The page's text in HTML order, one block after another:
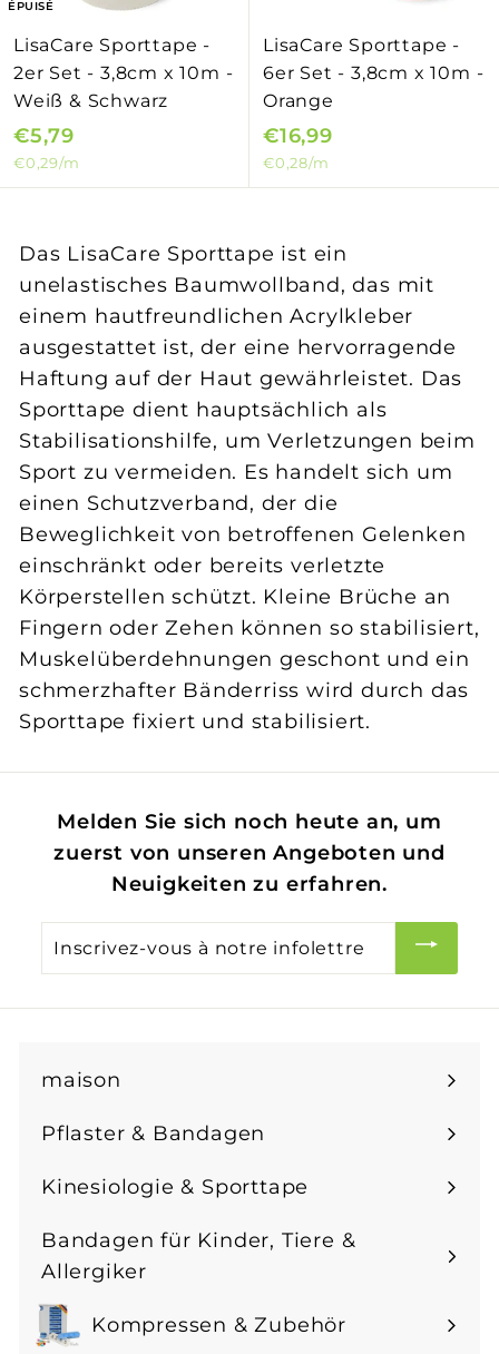
ÉPUISÉ
LisaCare Sporttape -
2er Set - 3,8cm x 10m -
Weiß & Schwarz
€5,79
5
9
€0,29/m
LisaCare Sporttape -
6er Set - 3,8cm x 10m -
Orange
€16,99
9
9
€0,28/m
Das LisaCare Sporttape ist ein
unelastisches Baumwollband, das mit
einem hautfreundlichen Acrylkleber
ausgestattet ist, der eine hervorragende
Haftung auf der Haut gewährleistet. Das
Sporttape dient hauptsächlich als
Stabilisationshilfe, um Verletzungen beim
Sport zu vermeiden. Es handelt sich um
einen Schutzverband, der die
Beweglichkeit von betroffenen Gelenken
einschränkt oder bereits verletzte
Körperstellen schützt. Kleine Brüche an
Fingern oder Zehen können so stabilisiert,
Muskelüberdehnungen geschont und ein
schmerzhafter Bänderriss wird durch das
Sporttape fixiert und stabilisiert.
Melden Sie sich noch heute an, um
zuerst von unseren Angeboten und
Neuigkeiten zu erfahren.
Inscrivez-
maison
Pflaster & Bandagen
Ouvrir
le
Kinesiologie & Sporttape
Ouvrir
le
menu
Bandagen für Kinder, Tiere &
Allergiker
Ouvrir
le
menuKompressen & Zubehör
Ouvrir